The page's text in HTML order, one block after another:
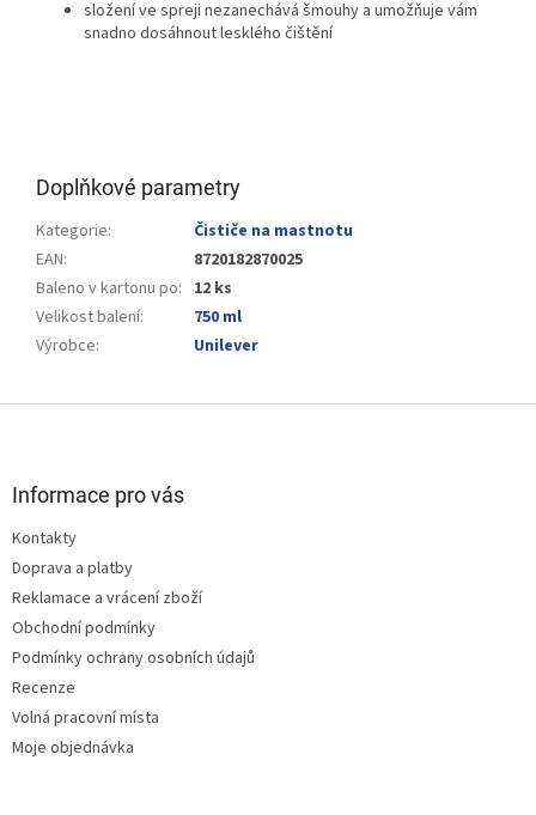
složení ve spreji nezanechává šmouhy a umožňuje vám
snadno dosáhnout lesklého čištění
Doplňkové parametry
Kategorie:
Čističe na mastnotu
EAN:
8720182870025
Baleno v kartonu po: 12 ks
Velikost balení:
750 ml
Výrobce: Unilever
Informace pro vás
Kontakty
Doprava a platby
Reklamace a vrácení zboží
Obchodní podmínky
Podmínky ochrany osobních údajů
Recenze
Volná pracovní místa
Moje objednávka